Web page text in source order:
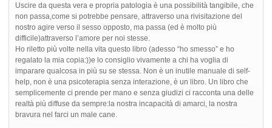
Uscire da questa vera e propria patologia è una possibilità tangibile, che
non passa,come si potrebbe pensare, attraverso una rivisitazione del
nostro agire verso il sesso opposto, ma passa (ed è molto più
difficile)attraverso l’amore per noi stesse.
Ho riletto più volte nella vita questo libro (adesso “ho smesso” e ho
regalato la mia copia:))e lo consiglio vivamente a chi ha voglia di
imparare qualcosa in più su se stessa. Non è un inutile manuale di self-
help, non è una psicoterapia senza interazione, è un libro. Un libro che
semplicemente ci prende per mano e senza giudizi ci racconta una delle
realtà più diffuse da sempre:la nostra incapacità di amarci, la nostra
bravura nel farci un male cane.